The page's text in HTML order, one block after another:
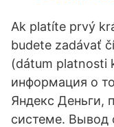
Ak platíte prvý
budete zadávať
(dátum
информация о
Яндекс Деньги,
системе. Вывод